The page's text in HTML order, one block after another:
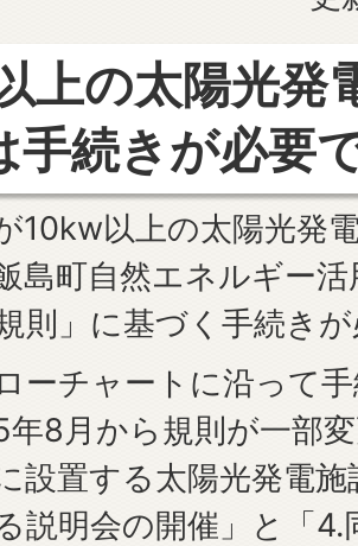
上の太陽光発
手続きが必要
10kw以上の太陽光発
島町自然エネルギー
則」に基づく手続き
ーチャートに沿って
年8月から規則が一部
設置する太陽光発電
説明会の開催」と「4.